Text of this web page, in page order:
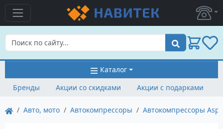
Поиск
Каталог
Бренды
Акции со скидками Акции с подарками
Авто, мото Автокомпрессоры Автокомпрессоры